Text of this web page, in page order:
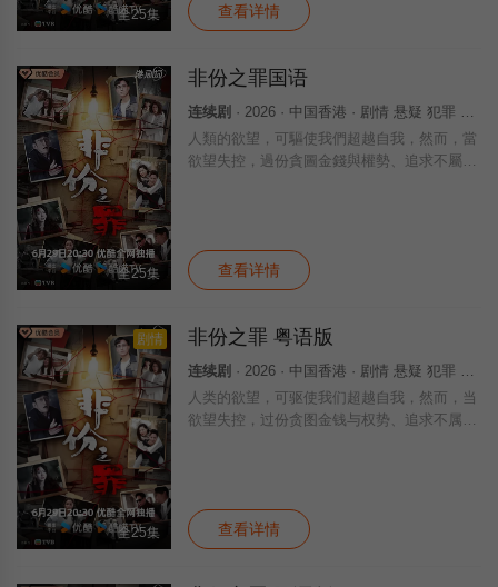
全25集 查看详情
全25集
非份之罪国语
连续剧 · 2026 · 中国香港 · 剧情 悬疑 犯罪 香港
人類的欲望，可驅使我們超越自我，然而，當
欲望失控，過份貪圖金錢與權勢、追求不屬於
括
查看详情
剧情
全25集
非份之罪 粤语版
连续剧 · 2026 · 中国香港 · 剧情 悬疑 犯罪 香港
人类的欲望，可驱使我们超越自我，然而，当
欲望失控，过份贪图金钱与权势、追求不属于
括
查看详情